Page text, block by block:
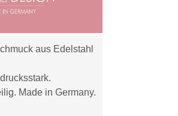
aus Edelstahl
Made in Germany.